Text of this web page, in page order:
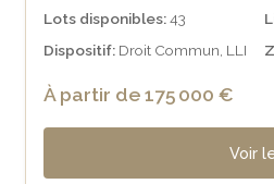
Lots disponibles:43
Dispositif: Droit Commun, LLI
À partir de 175 000 €
Voir